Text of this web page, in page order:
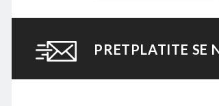
PRETPLATITE SE